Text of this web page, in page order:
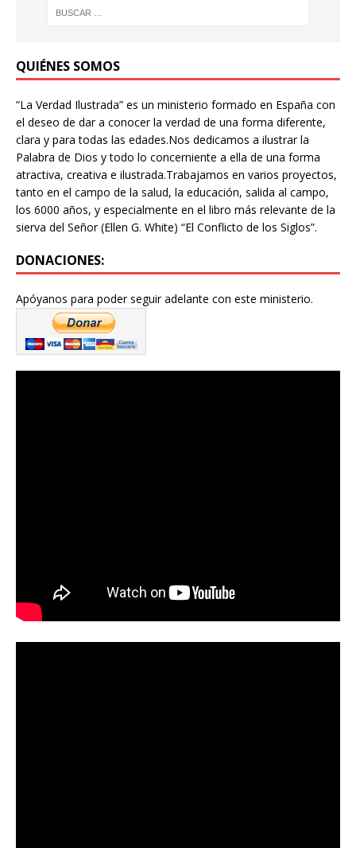
QUIÉNES SOMOS
“La Verdad Ilustrada” es un ministerio formado en España con
el deseo de dar a conocer la verdad de una forma diferente,
clara y para todas las edades.Nos dedicamos a ilustrar la
Palabra de Dios y todo lo concerniente a ella de una forma
atractiva, creativa e ilustrada.Trabajamos en varios proyectos,
tanto en el campo de la salud, la educación, salida al campo,
los 6000 años, y especialmente en el libro más relevante de la
sierva del Señor (Ellen G. White) “El Conflicto de los Siglos”.
DONACIONES:
Apóyanos para poder seguir adelante con este ministerio.